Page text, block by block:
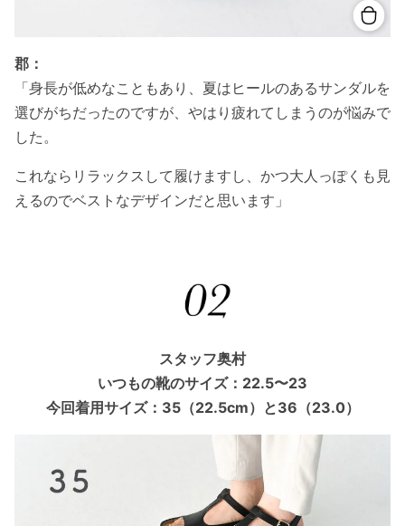
郡：
「身長が低めなこともあり、夏はヒールのあるサンダルを
選びがちだったのですが、やはり疲れてしまうのが悩みで
した。
これならリラックスして履けますし、かつ大人っぽくも見
えるのでベストなデザインだと思います」
スタッフ奥村
いつもの靴のサイズ：22.5〜23
今回着用サイズ：35（22.5cm）と36（23.0）